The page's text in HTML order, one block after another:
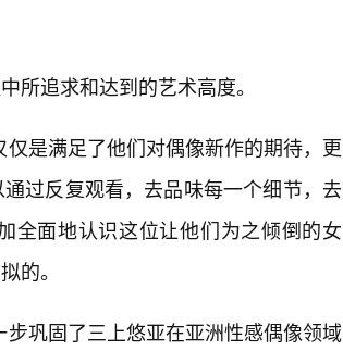
所追求和达到的艺术高度。
是满足了他们对偶像新作的期待，更
过反复观看，去品味每一个细节，去
全面地认识这位让他们为之倾倒的女
的。
巩固了三上悠亚在亚洲性感偶像领域